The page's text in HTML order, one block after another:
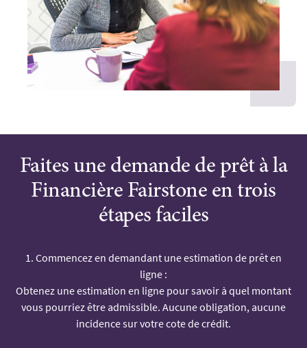
Faites une demande de prêt à la
Financière Fairstone en trois
étapes faciles
1. Commencez en demandant une estimation de prêt en
ligne :
Obtenez une estimation en ligne pour savoir à quel montant
vous pourriez être admissible. Aucune obligation, aucune
incidence sur votre cote de crédit.